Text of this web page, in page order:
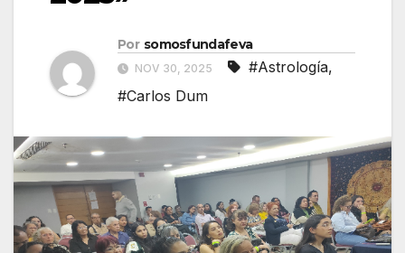
Por somosfundafeva
NOV 30, 2025 #Astrología,
#Carlos Dum